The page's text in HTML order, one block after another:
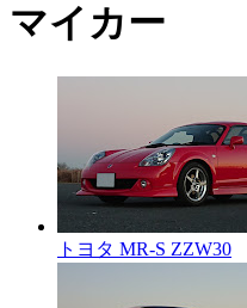
マイカー
トヨタ MR-S ZZW30